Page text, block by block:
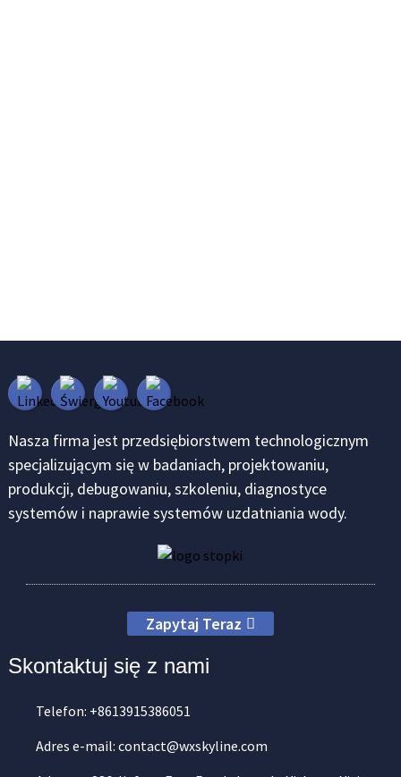
Nasza firma jest przedsiębiorstwem technologicznym
specjalizującym się w badaniach, projektowaniu,
produkcji, debugowaniu, szkoleniu, diagnostyce
systemów i naprawie systemów uzdatniania wody.
Zapytaj Teraz
Skontaktuj się z nami
Telefon: +8613915386051
Adres e-mail: contact@wxskyline.com